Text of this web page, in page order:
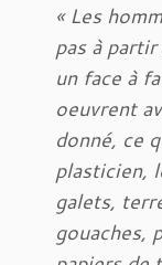
« Les
pas à
un face à
oeuvrent
donné, ce
plasticien,
galets,
gouaches,